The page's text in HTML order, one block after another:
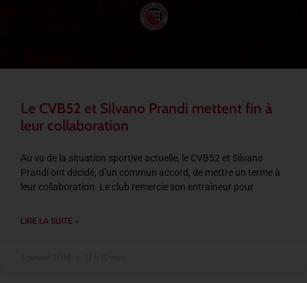
Le CVB52 et Silvano Prandi mettent fin à
leur collaboration
Au vu de la situation sportive actuelle, le CVB52 et Silvano
Prandi ont décidé, d’un commun accord, de mettre un terme à
leur collaboration. Le club remercie son entraîneur pour
LIRE LA SUITE »